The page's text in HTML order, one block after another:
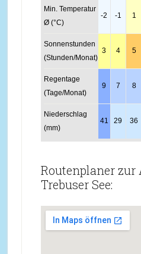
Min. Temperatur
Ø (°C)
-2 -1 1
Sonnenstunden
(Stunden/Monat)
3 4 5
Regentage
(Tage/Monat)
9 7 8
Niederschlag
(mm)
41 29 36
Routenplaner zur
Trebuser See: